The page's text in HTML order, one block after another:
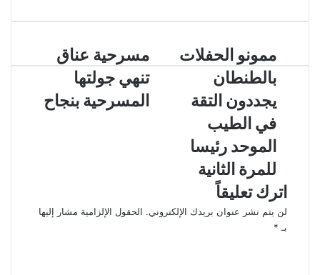
مسرحية عناق
تنهي جولتها
المسرحية بنجاح
ممونو الحفلات
بالطنطان
يجددون التقة
في الطيب
الموحد رئيسا
للمرة الثانية
اترك تعليقاً
لن يتم نشر عنوان بريدك الإلكتروني. الحقول الإلزامية مشار إليها
بـ *